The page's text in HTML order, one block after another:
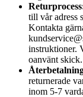
till vår adress
Kontakta
instruktioner.
oanvänt skick.
returnerade
inom 5-7